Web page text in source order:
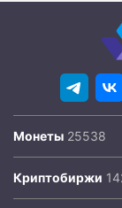
Монеты
Криптобиржи